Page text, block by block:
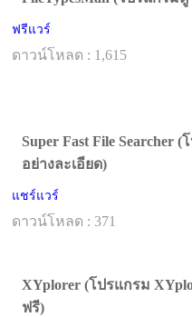
ฟรีแวร์
ดาวน์โหลด : 1,615
Super Fast File
อย่างละเอียด)
แชร์แวร์
ดาวน์โหลด : 371
XYplorer (โปรแกรม
ฟรี)